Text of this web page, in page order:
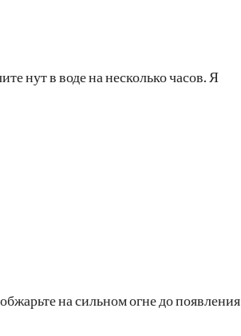
нут в воде на несколько часов. Я
на сильном огне до появления